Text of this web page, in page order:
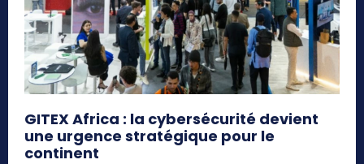
GITEX Africa : la cybersécurité devient
une urgence stratégique pour le
continent